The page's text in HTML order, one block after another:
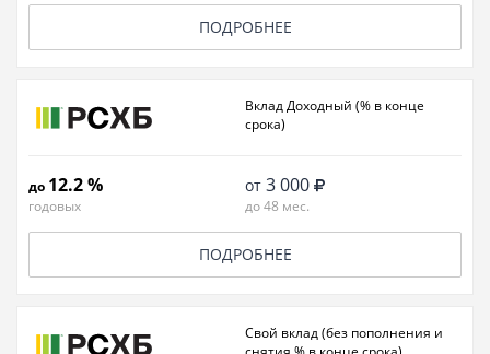
ПОДРОБНЕЕ
Вклад Доходный (% в конце
срока)
до 12.2 %
годовых
от 3 000
до 48 мес.
ПОДРОБНЕЕ
Свой вклад (без пополнения и